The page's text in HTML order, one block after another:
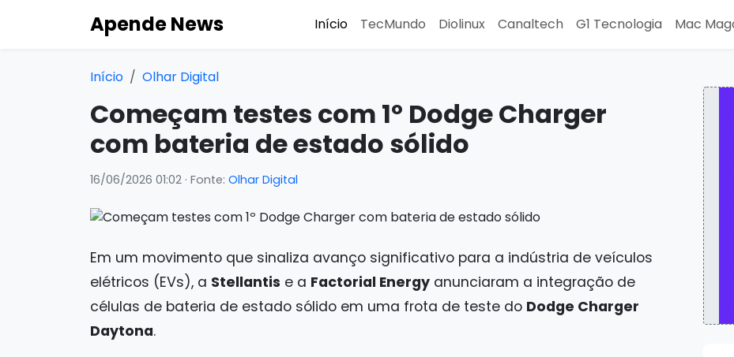
Apende News Início TecMundo Diolinux Canaltech G1 Tecnologia Mac
Início Olhar Digital
Começam testes com 1º Dodge Charger
com bateria de estado sólido
16/06/2026 01:02 · Fonte: Olhar Digital
Em um movimento que sinaliza avanço significativo para a indústria de veículos
elétricos (EVs), a Stellantis e a Factorial Energy anunciaram a integração de
células de bateria de estado sólido em uma frota de teste do Dodge Charger
Daytona.